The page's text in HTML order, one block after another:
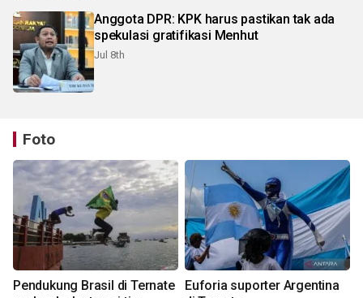
Anggota DPR: KPK harus pastikan tak ada
spekulasi gratifikasi Menhut
Jul 8th
Foto
Pendukung Brasil di Ternate
Euforia suporter Argentina